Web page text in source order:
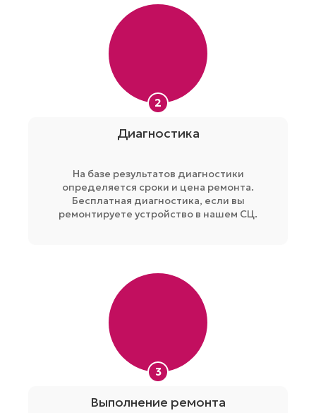
2
Диагностика
На базе результатов диагностики
определяется сроки и цена ремонта.
Бесплатная диагностика, если вы
ремонтируете устройство в нашем СЦ.
3
Выполнение ремонта